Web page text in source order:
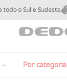
todo o Sul e Sudeste
Por categoria